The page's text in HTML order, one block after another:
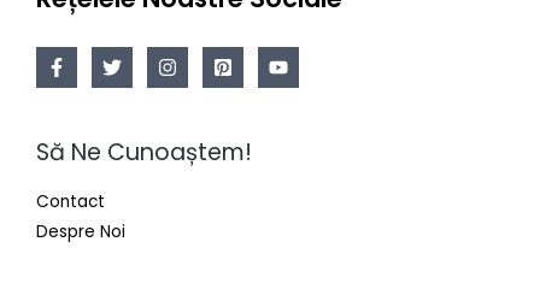
Să Ne Cunoaștem!
Contact
Despre Noi